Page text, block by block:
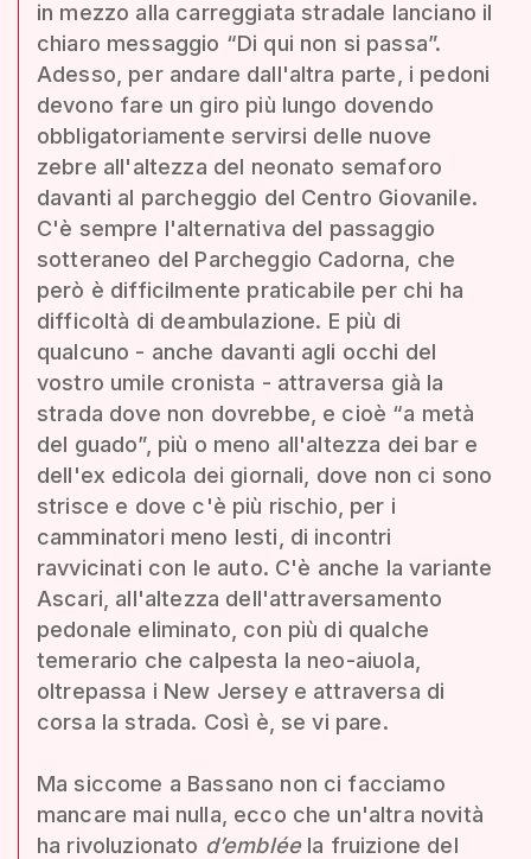
in mezzo alla carreggiata stradale lanciano il
chiaro messaggio “Di qui non si passa”.
Adesso, per andare dall'altra parte, i pedoni
devono fare un giro più lungo dovendo
obbligatoriamente servirsi delle nuove
zebre all'altezza del neonato semaforo
davanti al parcheggio del Centro Giovanile.
C'è sempre l'alternativa del passaggio
sotteraneo del Parcheggio Cadorna, che
però è difficilmente praticabile per chi ha
difficoltà di deambulazione. E più di
qualcuno - anche davanti agli occhi del
vostro umile cronista - attraversa già la
strada dove non dovrebbe, e cioè “a metà
del guado”, più o meno all'altezza dei bar e
dell'ex edicola dei giornali, dove non ci sono
strisce e dove c'è più rischio, per i
camminatori meno lesti, di incontri
ravvicinati con le auto. C'è anche la variante
Ascari, all'altezza dell'attraversamento
pedonale eliminato, con più di qualche
temerario che calpesta la neo-aiuola,
oltrepassa i New Jersey e attraversa di
corsa la strada. Così è, se vi pare.
Ma siccome a Bassano non ci facciamo
mancare mai nulla, ecco che un'altra novità
ha rivoluzionato d’embléela fruizione del